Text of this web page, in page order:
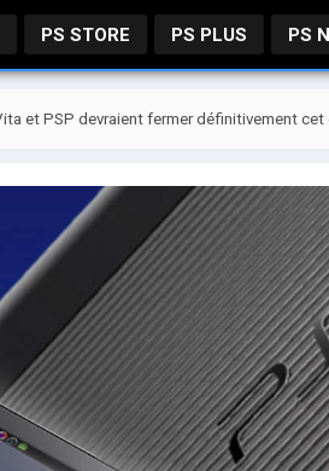
PS STORE PS PLUS PS
et PSP devraient fermer définitivement cet